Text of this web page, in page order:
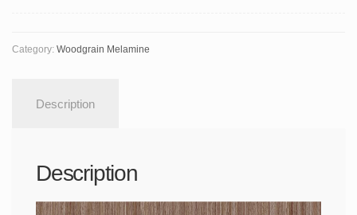
Category: Woodgrain Melamine
Description
Description